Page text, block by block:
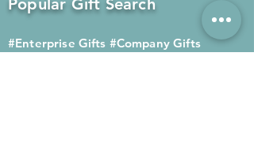
Popular Gift Search
#Enterprise Gifts #Company Gifts